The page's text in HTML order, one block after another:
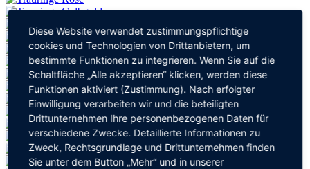
Diese Website verwendet zustimmungspflichtige
cookies und Technologien von Drittanbietern, um
bestimmte Funktionen zu integrieren. Wenn Sie auf die
Schaltfläche „Alle akzeptieren“ klicken, werden diese
Funktionen aktiviert (Zustimmung). Nach erfolgter
Einwilligung verarbeiten wir und die beteiligten
Drittunternehmen Ihre personenbezogenen Daten für
verschiedene Zwecke. Detaillierte Informationen zu
Zweck, Rechtsgrundlage und Drittunternehmen finden
Sie unter dem Button „Mehr“ und in unserer